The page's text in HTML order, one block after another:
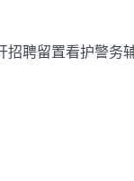
招聘留置看护警务